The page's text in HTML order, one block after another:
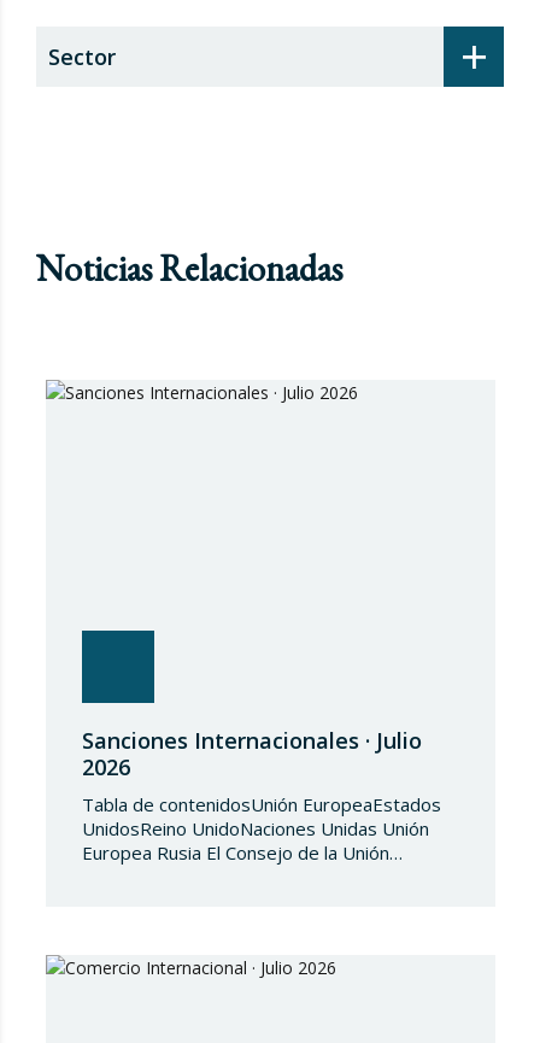
+
Sector
Noticias Relacionadas
Sanciones Internacionales · Julio
2026
Tabla de contenidosUnión EuropeaEstados
UnidosReino UnidoNaciones Unidas Unión
Europea Rusia El Consejo de la Unión
(UE) 2018/1542 relativo a la adopción de